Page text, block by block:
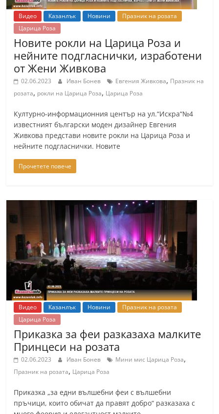
Видео Казанлък Новини
Празник на розата
Царица Роза
Новите рокли на Царица Роза и
нейните подгласнички, изработени
от Жени Живкова
02.06.2023 Иван Бонев Евгения Живкова, Празник на
розата, рокли на Царица Роза, Царица Роза
Културно-информационния център на ул.“Искра“№4
известният български моден дизайнер Евгения
Живкова представи новите рокли на Царица Роза и
нейните подгласнички. Новите
Прочетете повече
Видео Казанлък Новини
Празник на розата
Царица Роза
Приказка за феи разказаха малките
Принцеси на розата
02.06.2023 Иван Бонев Мини мис Царица Роза,
Празник на розата, Царица Роза
Приказка „за едни вълшебни феи с вълшебни
пръчици, които обичат да правят добро“ разказаха с